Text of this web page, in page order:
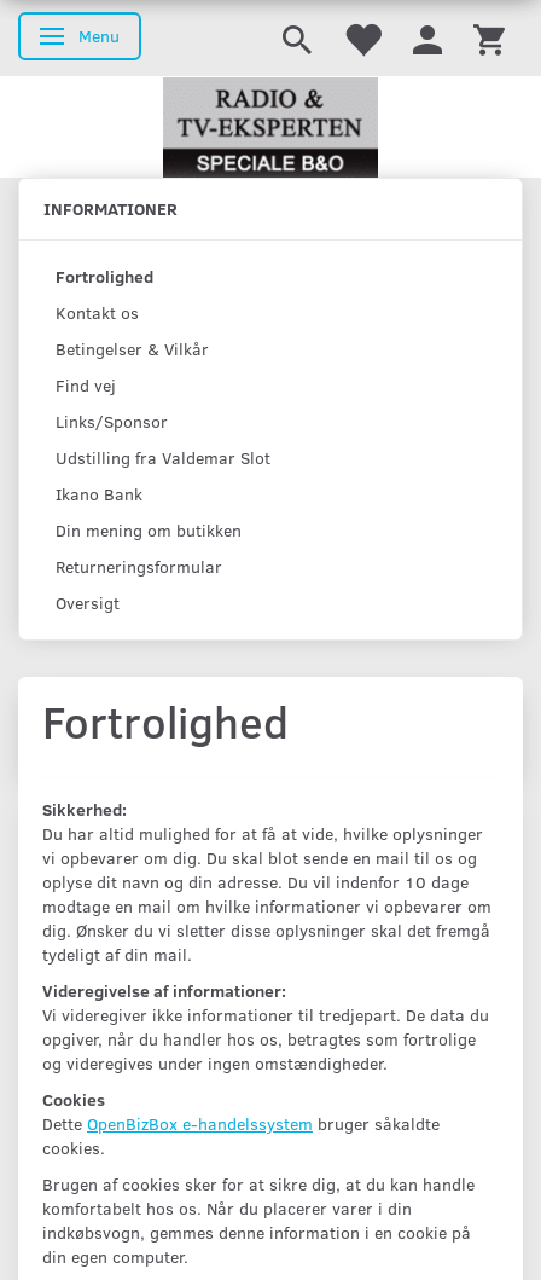
Skifte navigation
Menu
INFORMATIONER
Fortrolighed
Kontakt os
Betingelser & Vilkår
Find vej
Links/Sponsor
Udstilling fra Valdemar Slot
Ikano Bank
Din mening om butikken
Returneringsformular
Oversigt
Fortrolighed
Sikkerhed:
Du har altid mulighed for at få at vide, hvilke oplysninger
vi opbevarer om dig. Du skal blot sende en mail til os og
oplyse dit navn og din adresse. Du vil indenfor 10 dage
modtage en mail om hvilke informationer vi opbevarer om
dig. Ønsker du vi sletter disse oplysninger skal det fremgå
tydeligt af din mail.
Videregivelse af informationer:
Vi videregiver ikke informationer til tredjepart. De data du
opgiver, når du handler hos os, betragtes som fortrolige
og videregives under ingen omstændigheder.
Cookies
Dette OpenBizBox e-handelssystem bruger såkaldte
cookies.
Brugen af cookies sker for at sikre dig, at du kan handle
komfortabelt hos os. Når du placerer varer i din
indkøbsvogn, gemmes denne information i en cookie på
din egen computer.